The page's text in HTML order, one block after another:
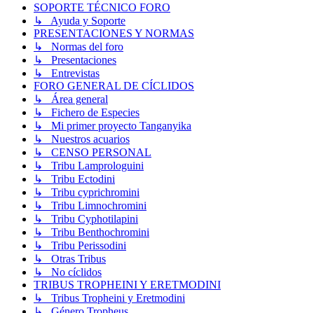
SOPORTE TÉCNICO FORO
↳ Ayuda y Soporte
PRESENTACIONES Y NORMAS
↳ Normas del foro
↳ Presentaciones
↳ Entrevistas
FORO GENERAL DE CÍCLIDOS
↳ Área general
↳ Fichero de Especies
↳ Mi primer proyecto Tanganyika
↳ Nuestros acuarios
↳ CENSO PERSONAL
↳ Tribu Lamprologuini
↳ Tribu Ectodini
↳ Tribu cyprichromini
↳ Tribu Limnochromini
↳ Tribu Cyphotilapini
↳ Tribu Benthochromini
↳ Tribu Perissodini
↳ Otras Tribus
↳ No cíclidos
TRIBUS TROPHEINI Y ERETMODINI
↳ Tribus Tropheini y Eretmodini